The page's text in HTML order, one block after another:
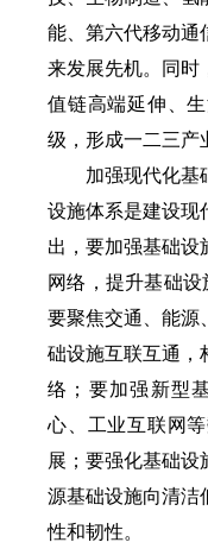
能、第六代移动通
来发展先机。同时
值链高端延伸、
级，形成一二三产
加强现代化基
设施体系是建设现
出，要加强基础设
网络，提升基础设
要聚焦交通、能源
础设施互联互通，
络；要加强新型
心、工业互联网
展；要强化基础设
源基础设施向清洁
性和韧性。